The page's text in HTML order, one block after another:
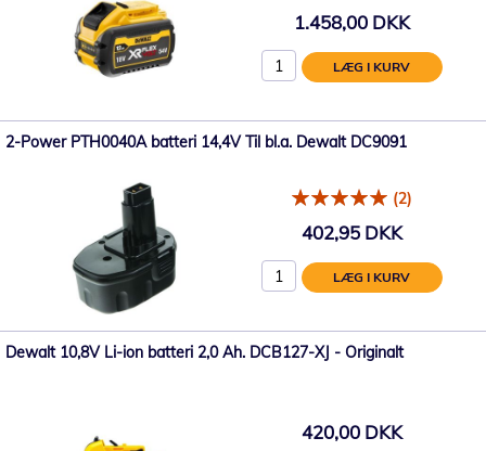
1.458,00 DKK
LÆG I KURV
2-Power PTH0040A batteri 14,4V Til bl.a. Dewalt DC9091
(2)
402,95 DKK
LÆG I KURV
Dewalt 10,8V Li-ion batteri 2,0 Ah. DCB127-XJ - Originalt
420,00 DKK